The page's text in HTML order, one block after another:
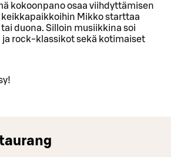
kokoonpano osaa viihdyttämisen
Mikko starttaa
duona. Silloin musiikkina soi
rock-klassikot sekä kotimaiset